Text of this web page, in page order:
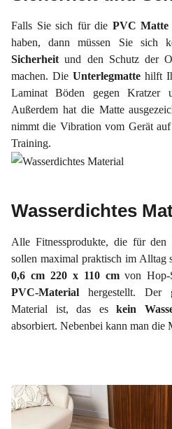
Falls Sie sich für die PVC
haben, dann müssen Sie sich
Sicherheitund den Schutz der
machen. Die Unterlegmatte hilft
Laminat Böden gegen Kratzer
Außerdem hat die Matte
nimmt die Vibration vom Gerät
Training.
Wasserdichtes
Alle Fitnessprodukte, die für den
sollen maximal praktisch im Alltag
0,6 cm 220 x 110 cmvon
PVC-Material hergestellt. Der
Material ist, das es kein
absorbiert. Nebenbei kann man die